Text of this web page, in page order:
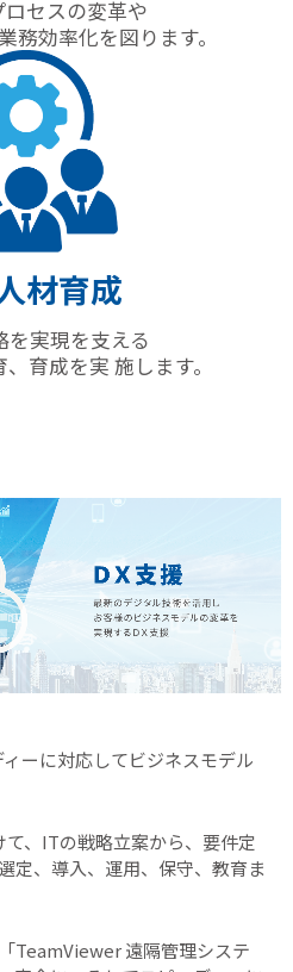
セスの変革や
務効率化を図ります。
材育成
を実現を支える
育成を実 施します。
ーに対応してビジネスモデル
、ITの戦略立案から、要件定
定、導入、運用、保守、教育ま
TeamViewer 遠隔管理システ